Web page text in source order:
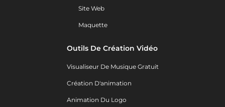
Site Web
Maquette
Outils De Création Vidéo
Visualiseur De Musique Gratuit
Création D'animation
Animation Du Logo